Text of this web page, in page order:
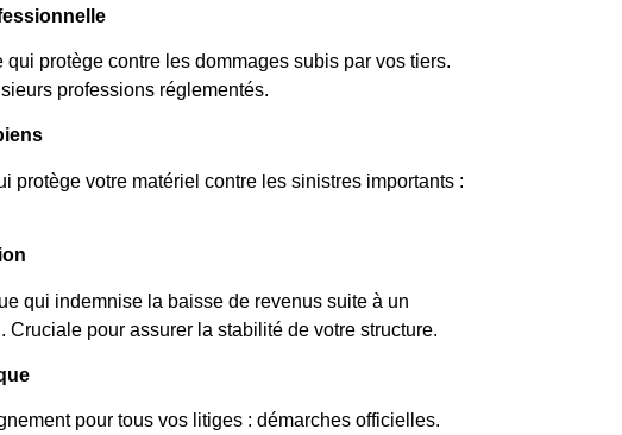
protège contre les dommages subis par vos tiers.
professions réglementés.
protège votre matériel contre les sinistres importants :
qui indemnise la baisse de revenus suite à un
Cruciale pour assurer la stabilité de votre structure.
pour tous vos litiges : démarches officielles.